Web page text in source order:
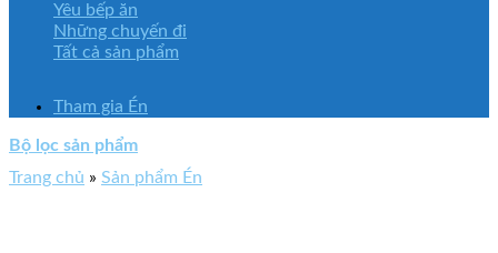
Yêu bếp ăn
Những chuyến đi
Tất cả sản phẩm
Tham gia Én
Bộ lọc sản phẩm
Trang chủ » Sản phẩm Én